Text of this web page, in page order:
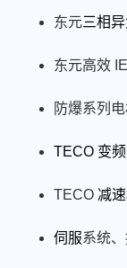
东元三相
东元高效
防爆系列
TECO 变
TECO 减
伺服系统